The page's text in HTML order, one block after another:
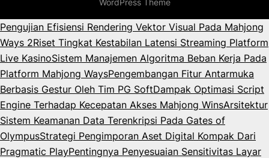
Pengujian Efisiensi Rendering Vektor Visual Pada Mahjong
Ways 2Riset Tingkat Kestabilan Latensi Streaming Platform
Live KasinoSistem Manajemen Algoritma Beban Kerja Pada
Platform Mahjong WaysPengembangan Fitur Antarmuka
Berbasis Gestur Oleh Tim PG SoftDampak Optimasi Script
Engine Terhadap Kecepatan Akses Mahjong WinsArsitektur
Sistem Keamanan Data Terenkripsi Pada Gates of
OlympusStrategi Pengimporan Aset Digital Kompak Dari
Pragmatic PlayPentingnya Penyesuaian Sensitivitas Layar